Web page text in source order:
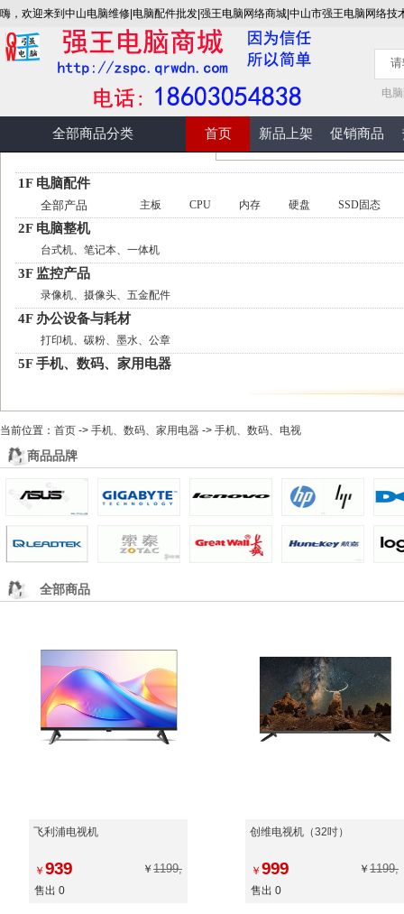
嗨，欢迎来到中山电脑维修|电脑配件批发|强王电脑网络商城|中山市强王电脑网络技
电
全部商品分类 首页 新品上架 促销商品
1F 电脑配件
全部产品 主板 CPU 内存 硬盘 SSD固态
2F 电脑整机
台式机、笔记本、一体机
3F 监控产品
录像机、摄像头、五金配件
4F 办公设备与耗材
打印机、碳粉、墨水、公章
5F 手机、数码、家用电器
6F 软件产品
收银系统、ERP定制、网站源码
7F 维修服务
当前位置： 首页 -> 手机、数码、家用电器 -> 手机、数码、电视
商品品牌
全部商品
飞利浦电视机
￥ 939 ￥ 1199,
售出 0
创维电视机（32吋）
￥ 999 ￥ 1199,
售出 0